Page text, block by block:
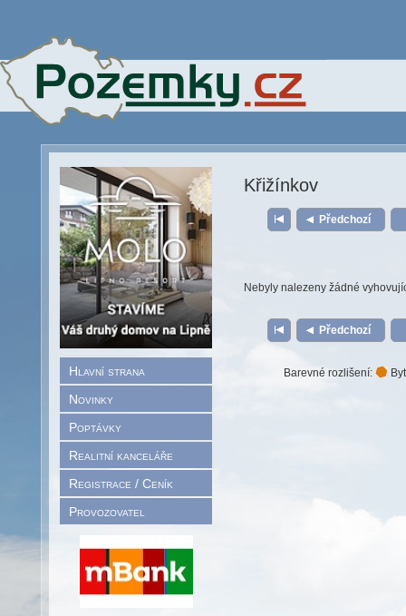
Hlavní strana
Novinky
Poptávky
Realitní kanceláře
Registrace / Ceník
Provozovatel
Křižínkov
Předchozí
Nebyly nalezeny žádné
Předchozí
Barevné rozlišení: